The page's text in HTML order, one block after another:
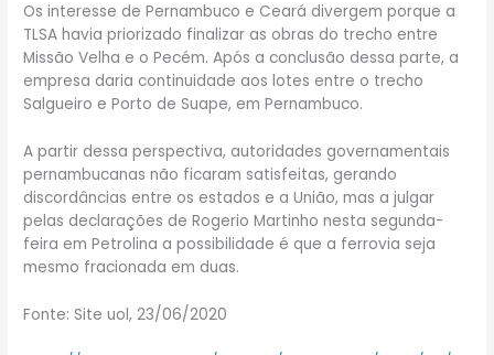
Os interesse de Pernambuco e Ceará divergem porque a
TLSA havia priorizado finalizar as obras do trecho entre
Missão Velha e o Pecém. Após a conclusão dessa parte, a
empresa daria continuidade aos lotes entre o trecho
Salgueiro e Porto de Suape, em Pernambuco.
A partir dessa perspectiva, autoridades governamentais
pernambucanas não ficaram satisfeitas, gerando
discordâncias entre os estados e a União, mas a julgar
pelas declarações de Rogerio Martinho nesta segunda-
feira em Petrolina a possibilidade é que a ferrovia seja
mesmo fracionada em duas.
Fonte: Site uol, 23/06/2020